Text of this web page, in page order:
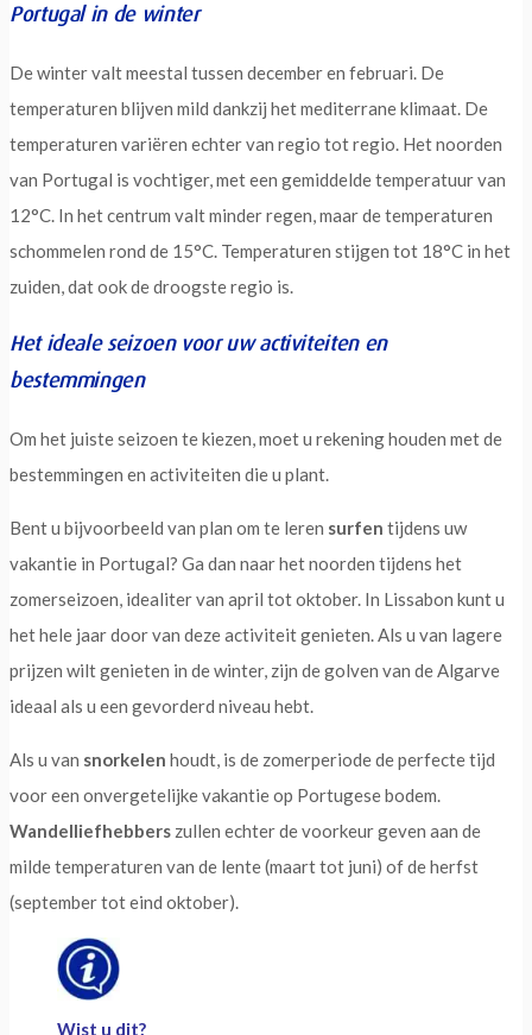
Portugal in de winter
De winter valt meestal tussen december en februari. De
temperaturen blijven mild dankzij het mediterrane klimaat. De
temperaturen variëren echter van regio tot regio. Het noorden
van Portugal is vochtiger, met een gemiddelde temperatuur van
12°C. In het centrum valt minder regen, maar de temperaturen
schommelen rond de 15°C. Temperaturen stijgen tot 18°C in het
zuiden, dat ook de droogste regio is.
Het ideale seizoen voor uw activiteiten en
bestemmingen
Om het juiste seizoen te kiezen, moet u rekening houden met de
bestemmingen en activiteiten die u plant.
Bent u bijvoorbeeld van plan om te leren surfen tijdens uw
vakantie in Portugal? Ga dan naar het noorden tijdens het
zomerseizoen, idealiter van april tot oktober. In Lissabon kunt u
het hele jaar door van deze activiteit genieten. Als u van lagere
prijzen wilt genieten in de winter, zijn de golven van de Algarve
ideaal als u een gevorderd niveau hebt.
Als u van snorkelen houdt, is de zomerperiode de perfecte tijd
voor een onvergetelijke vakantie op Portugese bodem.
Wandelliefhebbers zullen echter de voorkeur geven aan de
milde temperaturen van de lente (maart tot juni) of de herfst
(september tot eind oktober).
Wist u dit?